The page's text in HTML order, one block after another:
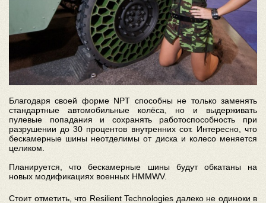
Благодаря своей форме NPT способны не только заменять
стандартные автомобильные колёса, но и выдерживать
пулевые попадания и сохранять работоспособность при
разрушении до 30 процентов внутренних сот. Интересно, что
бескамерные шины неотделимы от диска и колесо меняется
целиком.
Планируется, что бескамерные шины будут обкатаны на
новых модификациях военных HMMWV.
Стоит отметить, что Resilient Technologies далеко не одиноки в